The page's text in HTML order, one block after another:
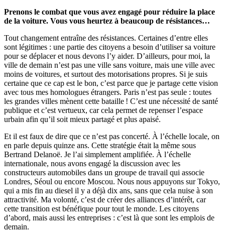
Prenons le combat que vous avez engagé pour réduire la place
de la voiture. Vous vous heurtez à beaucoup de résistances…
Tout changement entraîne des résistances. Certaines d’entre elles
sont légitimes : une partie des citoyens a besoin d’utiliser sa voiture
pour se déplacer et nous devons l’y aider. D’ailleurs, pour moi, la
ville de demain n’est pas une ville sans voiture, mais une ville avec
moins de voitures, et surtout des motorisations propres. Si je suis
certaine que ce cap est le bon, c’est parce que je partage cette vision
avec tous mes homologues étrangers. Paris n’est pas seule : toutes
les grandes villes mènent cette bataille ! C’est une nécessité de santé
publique et c’est vertueux, car cela permet de repenser l’espace
urbain afin qu’il soit mieux partagé et plus apaisé.
Et il est faux de dire que ce n’est pas concerté. À l’échelle locale, on
en parle depuis quinze ans. Cette stratégie était la même sous
Bertrand Delanoë. Je l’ai simplement amplifiée. À l’échelle
internationale, nous avons engagé la discussion avec les
constructeurs automobiles dans un groupe de travail qui associe
Londres, Séoul ou encore Moscou. Nous nous appuyons sur Tokyo,
qui a mis fin au diesel il y a déjà dix ans, sans que cela nuise à son
attractivité. Ma volonté, c’est de créer des alliances d’intérêt, car
cette transition est bénéfique pour tout le monde. Les citoyens
d’abord, mais aussi les entreprises : c’est là que sont les emplois de
demain.